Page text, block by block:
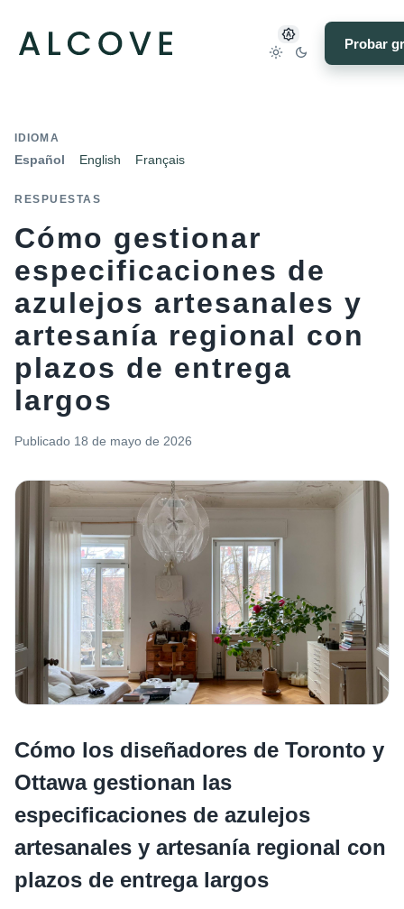
Probar
IDIOMA
Español English Français
RESPUESTAS
Cómo gestionar
especificaciones de
azulejos artesanales y
artesanía regional con
plazos de entrega
largos
Publicado 18 de mayo de 2026
Cómo los diseñadores de Toronto y
Ottawa gestionan las
especificaciones de azulejos
artesanales y artesanía regional con
plazos de entrega largos